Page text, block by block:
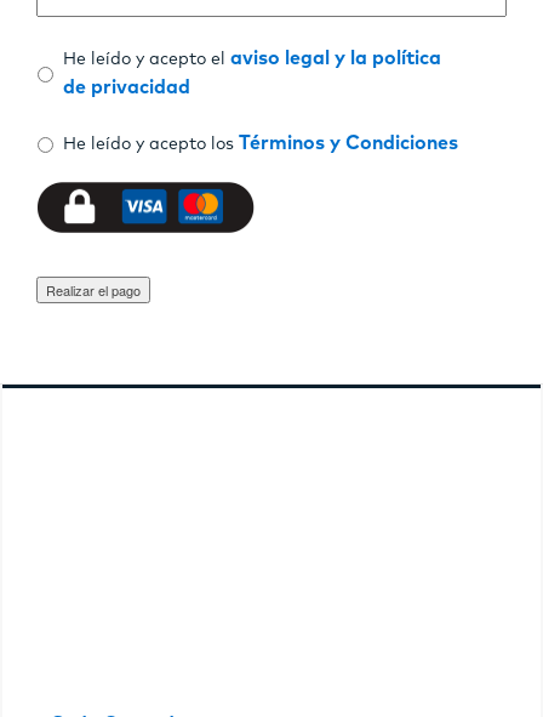
Consentimiento *
He leído y acepto el aviso legal y la política
de privacidad
Consentimiento *
He leído y acepto los Términos y Condiciones
Realizar el pago